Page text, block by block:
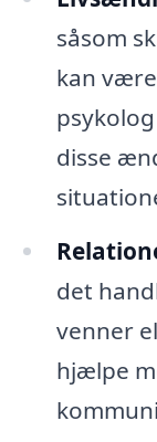
såsom
kan
disse
det
venner
hjælpe